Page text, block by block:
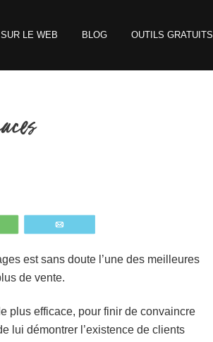
LE WEB BLOG OUTILS GRATUITS
est sans doute l’une des meilleures
de vente.
plus efficace, pour finir de convaincre
lui démontrer l’existence de clients